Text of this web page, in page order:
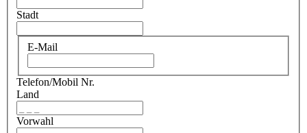
Stadt
E-Mail
Telefon/Mobil Nr.
Land
Vorwahl